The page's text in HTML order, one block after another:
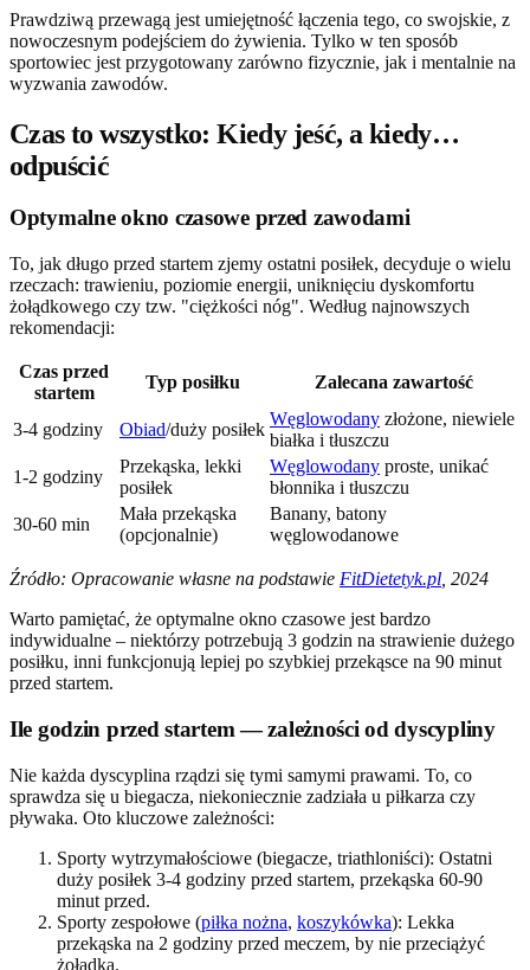
Prawdziwą przewagą jest umiejętność łączenia tego, co swojskie, z
nowoczesnym podejściem do żywienia. Tylko w ten sposób
sportowiec jest przygotowany zarówno fizycznie, jak i mentalnie na
wyzwania zawodów.
Czas to wszystko: Kiedy jeść, a kiedy…
odpuścić
Optymalne okno czasowe przed zawodami
To, jak długo przed startem zjemy ostatni posiłek, decyduje o wielu
rzeczach: trawieniu, poziomie energii, uniknięciu dyskomfortu
żołądkowego czy tzw. "ciężkości nóg". Według najnowszych
rekomendacji:
Czas przed
startem
Typ posiłku Zalecana zawartość
3-4 godziny Obiad/duży posiłek
Węglowodany złożone, niewiele
białka i tłuszczu
1-2 godziny
Przekąska, lekki
posiłek
Węglowodany proste, unikać
błonnika i tłuszczu
30-60 min
Mała przekąska
(opcjonalnie)
Banany, batony
węglowodanowe
Źródło: Opracowanie własne na podstawie FitDietetyk.pl , 2024
Warto pamiętać, że optymalne okno czasowe jest bardzo
indywidualne – niektórzy potrzebują 3 godzin na strawienie dużego
posiłku, inni funkcjonują lepiej po szybkiej przekąsce na 90 minut
przed startem.
Ile godzin przed startem — zależności od dyscypliny
Nie każda dyscyplina rządzi się tymi samymi prawami. To, co
sprawdza się u biegacza, niekoniecznie zadziała u piłkarza czy
pływaka. Oto kluczowe zależności:
Sporty wytrzymałościowe (biegacze, triathloniści): Ostatni
duży posiłek 3-4 godziny przed startem, przekąska 60-90
minut przed.
Sporty zespołowe (piłka nożna, koszykówka): Lekka
przekąska na 2 godziny przed meczem, by nie przeciążyć
żołądka.